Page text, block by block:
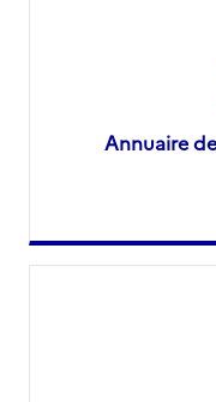
Annuaire